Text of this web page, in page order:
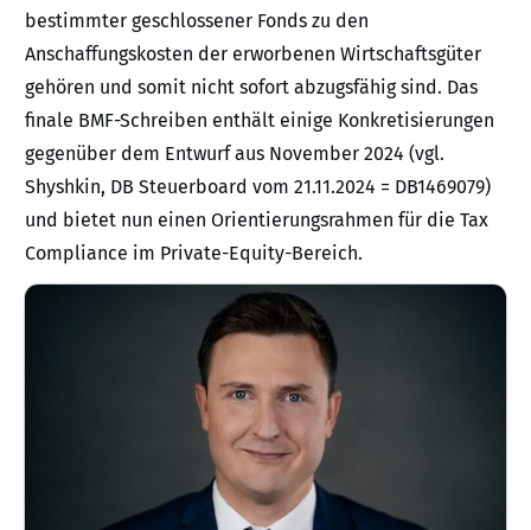
bestimmter geschlossener Fonds zu den
Anschaffungskosten der erworbenen Wirtschaftsgüter
gehören und somit nicht sofort abzugsfähig sind. Das
finale BMF-Schreiben enthält einige Konkretisierungen
gegenüber dem Entwurf aus November 2024 (vgl.
Shyshkin, DB Steuerboard vom 21.11.2024 = DB1469079)
und bietet nun einen Orientierungsrahmen für die Tax
Compliance im Private-Equity-Bereich.